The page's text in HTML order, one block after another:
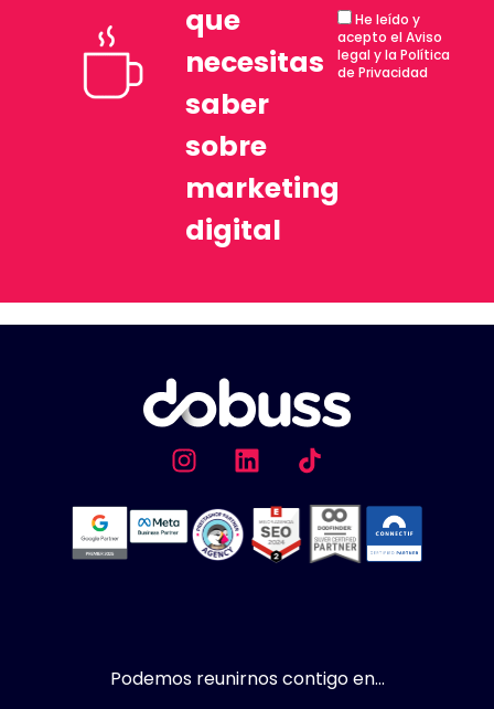
que
necesitas
saber
sobre
marketing
digital
He leído y
acepto el Aviso
legal y la Política
de Privacidad
Podemos reunirnos contigo en...